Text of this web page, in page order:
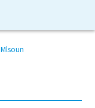
Mlsoun